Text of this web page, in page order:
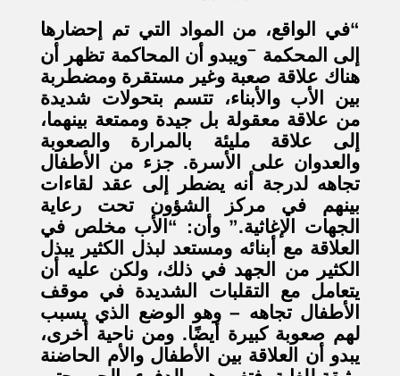
“في الواقع، من المواد التي تم إحضارها
إلى المحكمة –ويبدو أن المحاكمة تظهر أن
هناك علاقة صعبة وغير مستقرة ومضطربة
بين الأب والأبناء، تتسم بتحولات شديدة
من علاقة معقولة بل جيدة وممتعة بينهما،
إلى علاقة مليئة بالمرارة والصعوبة
والعدوان على الأسرة. جزء من الأطفال
تجاهه لدرجة أنه يضطر إلى عقد لقاءات
بينهم في مركز الشؤون تحت رعاية
الجهات الإغاثية.” وأن: “الأب مخلص في
العلاقة مع أبنائه ومستعد لبذل الكثير يبذل
الكثير من الجهد في ذلك، ولكن عليه أن
يتعامل مع التقلبات الشديدة في موقف
الأطفال تجاهه – وهو الوضع الذي يسبب
لهم صعوبة كبيرة أيضًا. ومن ناحية أخرى،
يبدو أن العلاقة بين الأطفال والأم الحاضنة